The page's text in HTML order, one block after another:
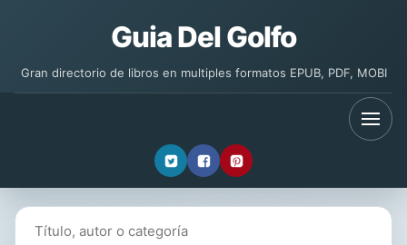
Guia Del Golfo
Gran directorio de libros en multiples formatos EPUB, PDF, MOBI